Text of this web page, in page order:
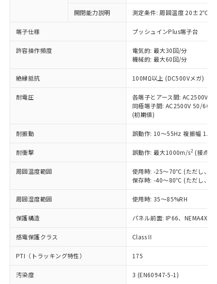
開閉能力説明 測定条件: 周囲温度 20±2℃、
端子仕様 プッシュインPlus端子台
許容操作頻度
電気的: 最大30回/分
機械的: 最大60回/分
絶縁抵抗 100MΩ以上 (DC500Vメガ)
耐電圧
各端子とアース間: AC2500V
同極端子間: AC2500V 50/
(初期値)
耐振動 誤動作: 10～55Hz 複振幅
耐衝撃 誤動作: 最大1000m/s2 (接点
周囲温度範囲
使用時: -25～70℃ (ただし、氷
保存時: -40～80℃ (ただし、氷
周囲湿度範囲 使用時: 35～85%RH
保護構造 パネル前面: IP66、NEMA4X,
感電保護クラス Class II
PTI（トラッキング特性） 175
汚染度 3 (EN60947-5-1)
以下の条件をお読みいただき、同意のうえ
ご利用ください。
本サービスは、当社制御機器事業取扱
商品の当社在庫状況および標準価格
当社制御機器事業取扱商品の中には、
本サービスの対象外となる商品もある
ことをご了承ください。
在庫状況および標準価格照会結果は、
記載している更新日時点での社内デー
タに基づき作成されるものであり、閲
覧された時点での実際の在庫および標
準価格とは異なる場合があることをご
正式な納期状況および標準価格はお客
様のお取引先、またはお客様担当のオ
ムロン制御機器販売店・当社販売員に
オムロン制御機器販売店や当社販売拠
販売ネットワーク
」をご確認
ください。
在庫状況および標準価格結果を当社の
事前の承諾なく第三者に漏洩または開
マイパーツ機能（部品リスト作成サー
対応予定なし：EU RoHS指令（10物質）の
非含有に非対応の商品で、対応品を出す予
定はありません。
調査・確認中：EU RoHS指令（10物質）の
非含有の対応状況を調査中または確認中の
非該当品：ライセンス料など無形物で、有
害物質有無と関係のない商品です。
いたものが、含有品と判明した場合などや
むを得ず変更することがあります。
六価クロム(Cr(Ⅵ)) 1000ppm以下、ポリ臭化ビフェニル
類(PBB) 1000ppm以下、ポリ臭化ジフェニルエーテル類
(PBDE) 1000ppm以下、フタル酸ビス(2-エチルヘキシ
ル) (DEHP)(別名：DOP) 1000ppm以下、フタル酸ブチ
ルベンジル（BBP） 1000ppm以下、フタル酸ジブチル
（DBP） 1000ppm以下、フタル酸ジイソブチル
(DIBP) 1000ppm以下
フタル酸エステル類の４物質については閾値を超える意
図的な使用がないことを確認しています。
※2 対応予定月
部品在庫の切り替え状況などにより、予定
※1 中国RoHS○×表
「○」：最大均質材料含有率が中国RoHSの
基準値以下であることを示します。
「×」：最大均質材料含有率が中国RoHSの
基準値を超えていることを示します。
「－」：未確認です。当社販売部門へお問
*中国RoHS10物質の基準値 (GB/T26572)：
Pb(鉛) :1000ppm、 Hg(水銀) : 1000ppm、 Cd(カドミウ
Cr(Ⅵ)(六価クロム) : 1000ppm、 PBBs(ポリ臭化ビフェ
ニル類) : 1000ppm、 PBDEs(ポリ臭化ジフェニルエーテ
DBP(フタル酸ジブチル) : 1000ppm、 DIBP(フタル酸ジ
イソブチル) : 1000ppm、 BBP(フタル酸ブチルベンジ
ル) : 1000ppm、
DEHP(フタル酸ビス(2-エチルヘキシル)) : 1000ppm
※2 環境保護使用期限
「ｅ」：有害物質（10物質）のすべてが基
準値以下であることを示します。
「10」：通常の使用状況下において有害物
当社は、これら貴社製品のうち、外国
為替および外国貿易法に定める商品
（以下｢規制貨物等」という）を輸出
または国外への提供する場合は、日本
国政府の輸出許可(または役務取引許
可)を取得するなどの必要な手続きを
当社は規制貨物を破棄する場合は、完
全に破砕するなど、違法に輸出されな
いよう必要な手段を講じます。
ル、化学兵器、生物兵器またはその他
武器並びにこれらの製造装置等に一切
使用いたしません。
当社は、貴社製品を第三者に販売する
場合は、上記1、2および3の内容を当
該第三者に通知します。また当社は、
販売先および販売に係わる関係者が違
○ 一定数以上の在庫あり
一定数には満たないが在庫あり
在庫なし(最新の在庫状況につ
いては、お客様のお取引先、ま
たはお客様担当のオムロン制御
機器販売店・当社販売員にご確
認ください)
受注生産機種、また在庫状況の